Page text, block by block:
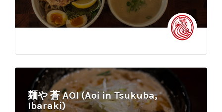
麺や 蒼 AOI (Aoi in Tsukuba,
Ibaraki)